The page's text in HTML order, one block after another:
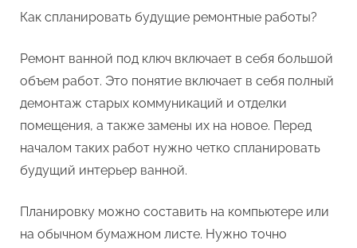
Как спланировать будущие ремонтные работы?
Ремонт ванной под ключ включает в себя большой
объем работ. Это понятие включает в себя полный
демонтаж старых коммуникаций и отделки
помещения, а также замены их на новое. Перед
началом таких работ нужно четко спланировать
будущий интерьер ванной.
Планировку можно составить на компьютере или
на обычном бумажном листе. Нужно точно